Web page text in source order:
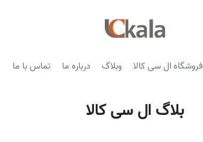
فروشگاه ال سی کالا وبلاگ درباره ما تماس با ما
بلاگ ال سی کالا